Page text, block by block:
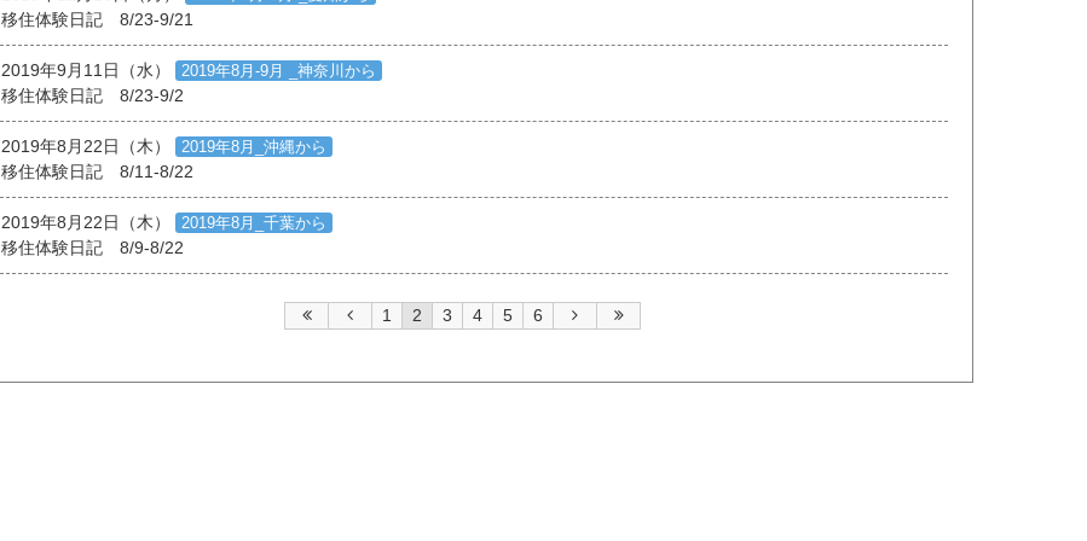
移住体験日記 8/23-9/21
2019年9月11日（水）
2019年8月-9月 _神奈川から
移住体験日記 8/23-9/2
2019年8月22日（木）
2019年8月_沖縄から
移住体験日記 8/11-8/22
2019年8月22日（木）
2019年8月_千葉から
移住体験日記 8/9-8/22
1 2 3 4 5 6